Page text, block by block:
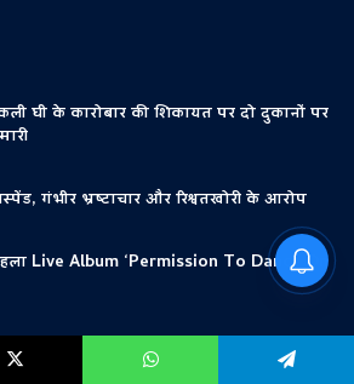
घी के कारोबार की शिकायत पर दो दुकानों पर
गंभीर भ्रष्टाचार और रिश्वतखोरी के आरोप
Live Album ‘Permission To Dance On
Ambala Police Traffic
Advisory : जानें कौन से रूट रहेंगे बंद